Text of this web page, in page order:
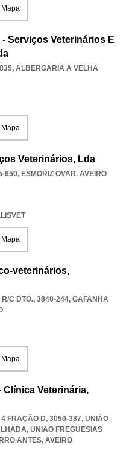
Mapa
Serviços Veterinários E
, ALBERGARIA A VELHA
Mapa
Veterinários, Lda
650, ESMORIZ OVAR, AVEIRO
Mapa
veterinários,
C DTO., 3840-244, GAFANHA
Mapa
Veterinária,
FRAÇÃO D, 3050-387, UNIÃO
, UNIAO FREGUESIAS
ANTES, AVEIRO